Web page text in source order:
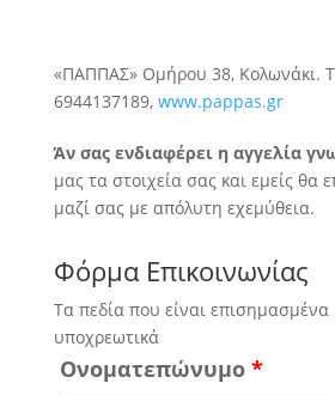
«ΠΑΠΠΑΣ» Ομήρου 38, Κολωνάκι.
6944137189, www.pappas.gr
Άν σας ενδιαφέρει η αγγελία
μας τα στοιχεία σας και εμείς θα
μαζί σας με απόλυτη εχεμύθεια.
Φόρμα Επικοινωνίας
Τα πεδία που είναι επισημασμένα
υποχρεωτικά
Ονοματεπώνυμο *